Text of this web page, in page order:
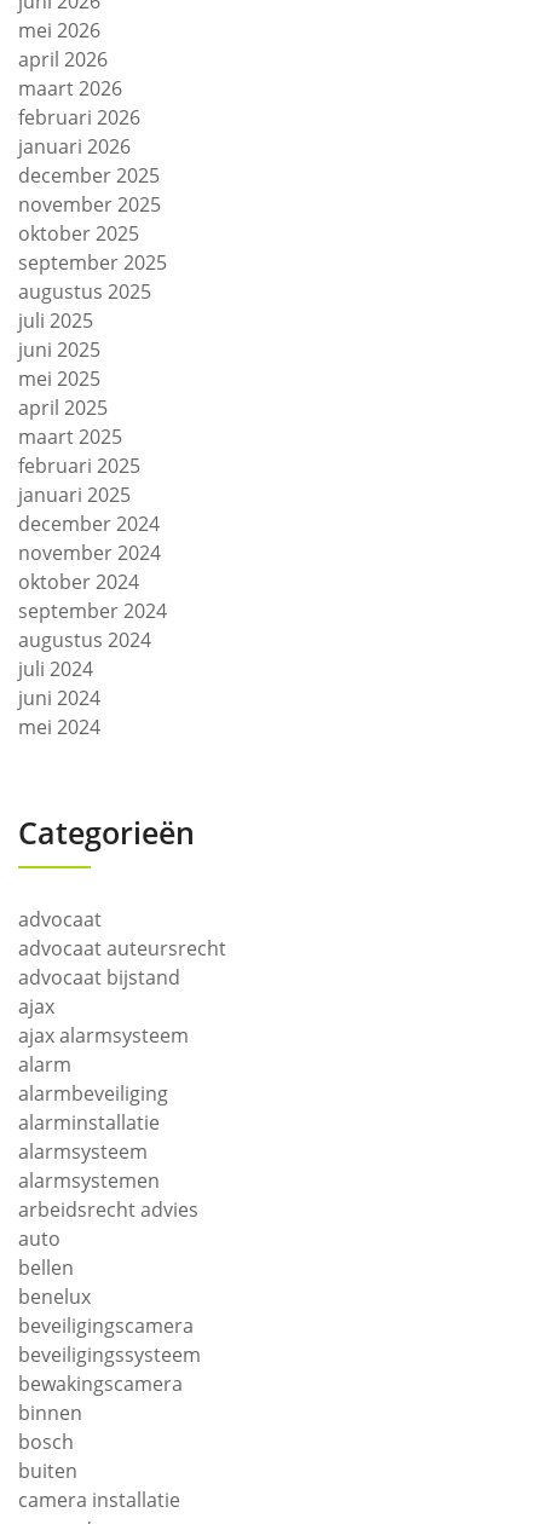
mei 2026
april 2026
maart 2026
februari 2026
januari 2026
december 2025
november 2025
oktober 2025
september 2025
augustus 2025
juli 2025
juni 2025
mei 2025
april 2025
maart 2025
februari 2025
januari 2025
december 2024
november 2024
oktober 2024
september 2024
augustus 2024
juli 2024
juni 2024
mei 2024
Categorieën
advocaat
advocaat auteursrecht
advocaat bijstand
ajax
ajax alarmsysteem
alarm
alarmbeveiliging
alarminstallatie
alarmsysteem
alarmsystemen
arbeidsrecht advies
auto
bellen
benelux
beveiligingscamera
beveiligingssysteem
bewakingscamera
binnen
bosch
buiten
camera installatie